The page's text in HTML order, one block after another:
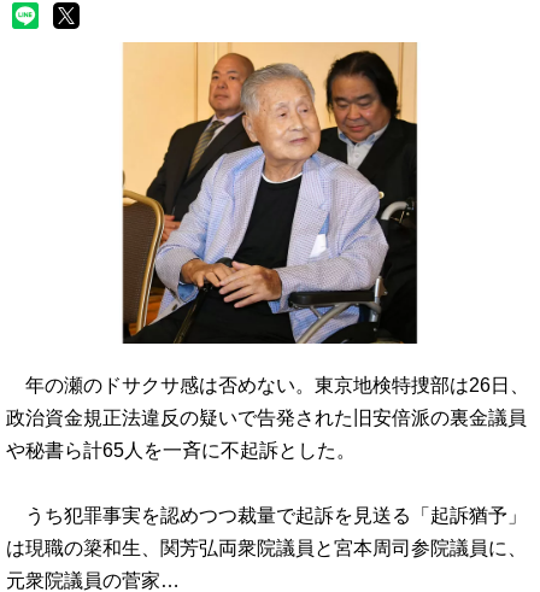
年の瀬のドサクサ感は否めない。東京地検特捜部は26日、
政治資金規正法違反の疑いで告発された旧安倍派の裏金議員
や秘書ら計65人を一斉に不起訴とした。
うち犯罪事実を認めつつ裁量で起訴を見送る「起訴猶予」
は現職の簗和生、関芳弘両衆院議員と宮本周司参院議員に、
元衆院議員の菅家…